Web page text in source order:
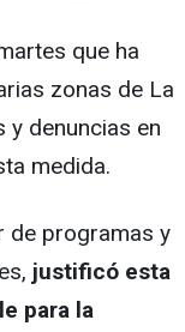
que ha
zonas de La
y denuncias en
medida.
de programas y
justificó esta
para la